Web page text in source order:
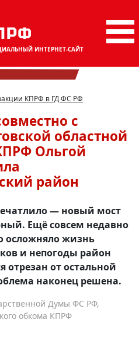
ИНТЕРНЕТ-САЙТ
КПРФ в ГД ФС РФ
с
областной
Ольгой
район
— новый мост
Ещё совсем недавно
осложняло жизнь
и непогоды район
отрезан от остальной
наконец решена.
Думы ФС РФ,
обкома КПРФ